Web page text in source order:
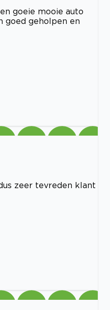
goeie mooie auto
goed geholpen en
zeer tevreden klant